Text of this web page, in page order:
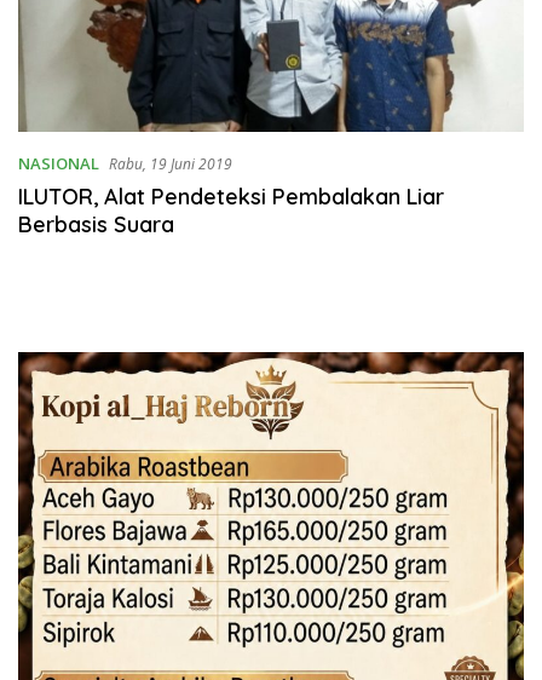
NASIONAL Rabu, 19 Juni 2019
ILUTOR, Alat Pendeteksi Pembalakan Liar
Berbasis Suara